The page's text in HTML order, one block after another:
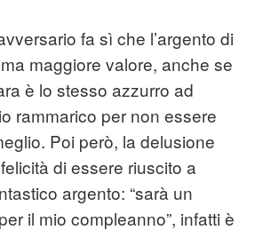
fa sì che l’argento di
maggiore valore, anche se
è lo stesso azzurro ad
rammarico per non essere
Poi però, la delusione
di essere riuscito a
argento: “sarà un
il mio compleanno”, infatti è